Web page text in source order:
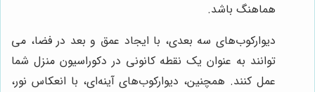
هماهنگ باشد.
دیوارکوب‌های سه بعدی، با ایجاد عمق و بعد در فضا، می
توانند به عنوان یک نقطه کانونی در دکوراسیون منزل شما
عمل کنند. همچنین، دیوارکوب‌های آینه‌ای، با انعکاس نور،